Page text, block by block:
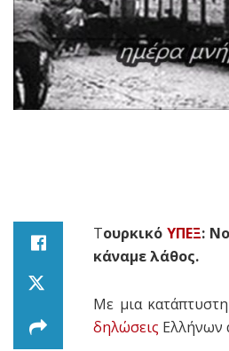
Τουρκικό ΥΠΕΞ:
κάναμε λάθος.
Με μια
δηλώσεις Ελλήνων